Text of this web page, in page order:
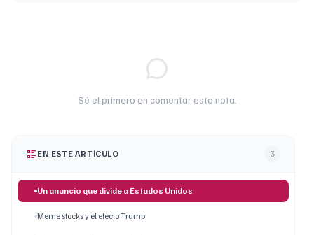
Sé el primero en comentar esta nota.
EN ESTE ARTÍCULO 3
Un anuncio que divide a Estados Unidos
Meme stocks y el efecto Trump